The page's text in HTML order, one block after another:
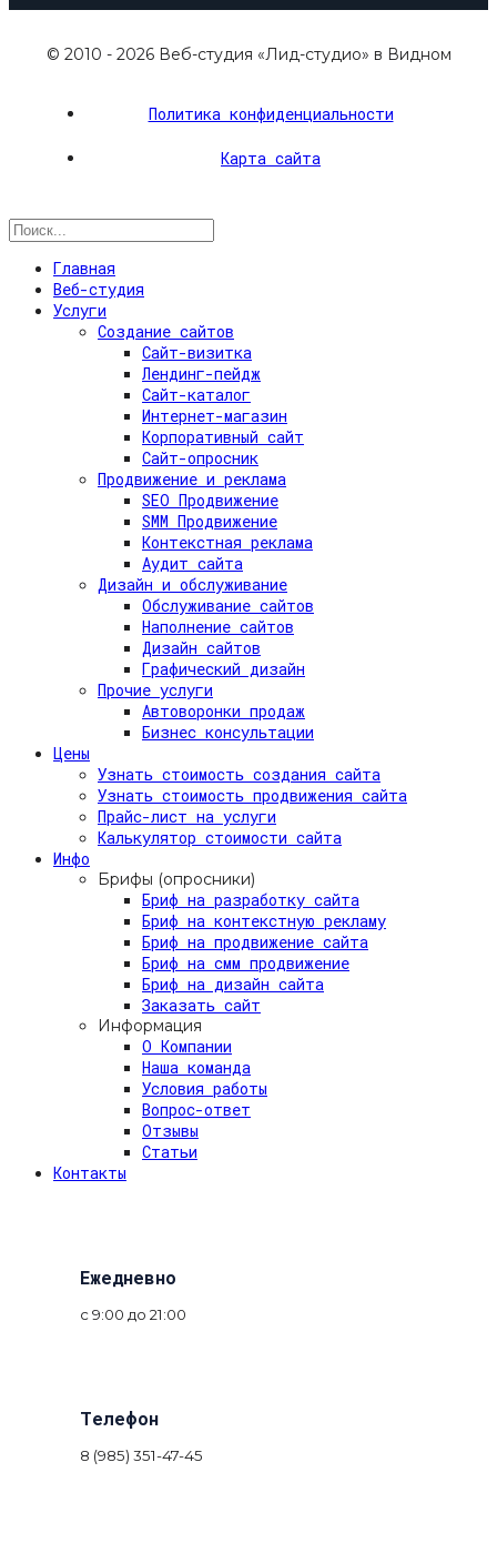
© 2010 - 2026 Веб-студия «Лид-студио» в Видном
Политика конфиденциальности
Карта сайта
Главная
Веб-студия
Услуги
Создание сайтов
Сайт-визитка
Лендинг-пейдж
Сайт-каталог
Интернет-магазин
Корпоративный сайт
Сайт-опросник
Продвижение и реклама
SEO Продвижение
SMM Продвижение
Контекстная реклама
Аудит сайта
Дизайн и обслуживание
Обслуживание сайтов
Наполнение сайтов
Дизайн сайтов
Графический дизайн
Прочие услуги
Автоворонки продаж
Бизнес консультации
Цены
Узнать стоимость создания сайта
Узнать стоимость продвижения сайта
Прайс-лист на услуги
Калькулятор стоимости сайта
Инфо
Брифы (опросники)
Бриф на разработку сайта
Бриф на контекстную рекламу
Бриф на продвижение сайта
Бриф на смм продвижение
Бриф на дизайн сайта
Заказать сайт
Информация
О Компании
Наша команда
Условия работы
Вопрос-ответ
Отзывы
Статьи
Контакты
Ежедневно
с 9:00 до 21:00
Телефон
8 (985) 351-47-45